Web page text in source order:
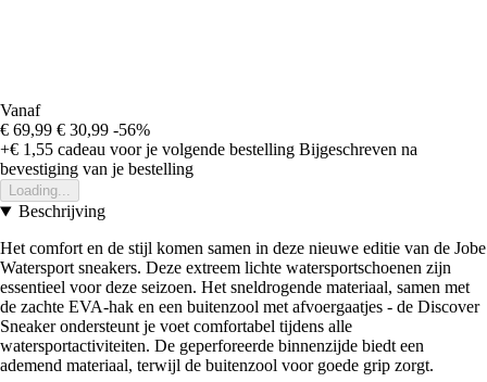
Vanaf
€ 69,99 € 30,99 -56%
+€ 1,55 cadeau voor je volgende bestelling Bijgeschreven na
bevestiging van je bestelling
Loading...
Beschrijving
Het comfort en de stijl komen samen in deze nieuwe editie van de Jobe
Watersport sneakers. Deze extreem lichte watersportschoenen zijn
essentieel voor deze seizoen. Het sneldrogende materiaal, samen met
de zachte EVA-hak en een buitenzool met afvoergaatjes - de Discover
Sneaker ondersteunt je voet comfortabel tijdens alle
watersportactiviteiten. De geperforeerde binnenzijde biedt een
ademend materiaal, terwijl de buitenzool voor goede grip zorgt.